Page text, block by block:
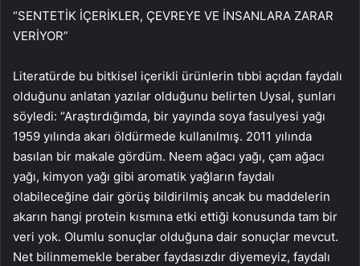
“SENTETİK İÇERİKLER, ÇEVREYE VE İNSANLARA ZARAR
VERİYOR”
Literatürde bu bitkisel içerikli ürünlerin tıbbi açıdan faydalı
olduğunu anlatan yazılar olduğunu belirten Uysal, şunları
söyledi: “Araştırdığımda, bir yayında soya fasulyesi yağı
1959 yılında akarı öldürmede kullanılmış. 2011 yılında
basılan bir makale gördüm. Neem ağacı yağı, çam ağacı
yağı, kimyon yağı gibi aromatik yağların faydalı
olabileceğine dair görüş bildirilmiş ancak bu maddelerin
akarın hangi protein kısmına etki ettiği konusunda tam bir
veri yok. Olumlu sonuçlar olduğuna dair sonuçlar mevcut.
Net bilinmemekle beraber faydasızdır diyemeyiz, faydalı